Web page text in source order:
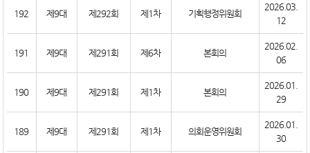
192 제9대 제292회 제1차 기획행정위원회
2026.03.
12
191 제9대 제291회 제6차 본회의
2026.02.
06
190 제9대 제291회 제1차 본회의
2026.01.
29
189 제9대 제291회 제1차 의회운영위원회
2026.01.
30